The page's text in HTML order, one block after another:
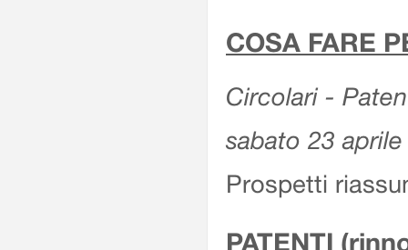
COSA FARE
Circolari -
sabato 23
Prospetti
PATENTI